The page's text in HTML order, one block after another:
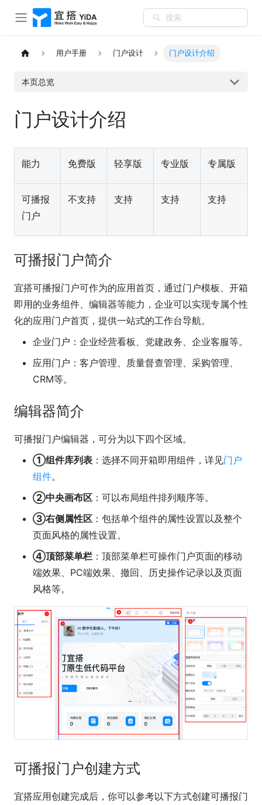
搜索
用户手册 门户设计 门户设计介绍
本页总览
门户设计介绍
能力 免费版 轻享版 专业版 专属版
可播报
门户
不支持 支持 支持 支持
可播报门户简介
宜搭可播报门户可作为的应用首页，通过门户模板、开箱
即用的业务组件、编辑器等能力，企业可以实现专属个性
化的应用门户首页，提供一站式的工作台导航。
企业门户 ：企业经营看板、党建政务、企业客服等。
应用门户 ：客户管理、质量督查管理、采购管理、
CRM等。
编辑器简介
可播报门户编辑器，可分为以下四个区域。
①组件库列表 ：选择不同开箱即用组件，详见门户
组件。
②中央画布区 ：可以布局组件排列顺序等。
③右侧属性区 ：包括单个组件的属性设置以及整个
页面风格的属性设置。
④顶部菜单栏 ：顶部菜单栏可操作门户页面的移动
端效果、PC端效果、撤回、历史操作记录以及页面
风格等。
可播报门户创建方式
宜搭应用创建完成后，你可以参考以下方式创建可播报门